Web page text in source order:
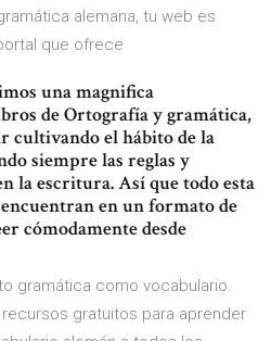
alemana, tu web es
que ofrece
una magnifica
de Ortografía y gramática,
cultivando el hábito de la
siempre las reglas y
la escritura. Así que todo esta
en un formato de
cómodamente desde
gramática como vocabulario.
gratuitos para aprender